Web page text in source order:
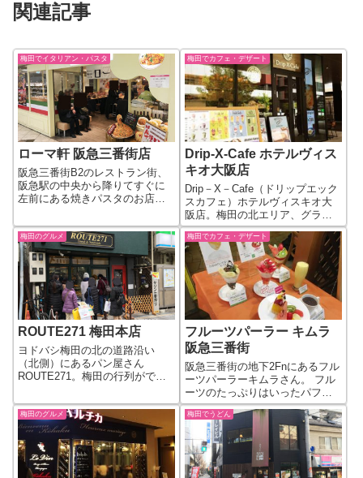
関連記事
梅田でイタリアン・パスタ
ローマ軒 阪急三番街店
阪急三番街B2のレストラン街、
阪急駅の中央から降りてすぐに
左前にある焼きパスタのお店、
第３ビルにもあります。 ※写真
は2017年1月時点。 定番のナポ
リタン他パスタのメニューが500
円前後と格安で食べられます。
大...
梅田でカフェ・デザート
Drip-X-Cafe ホテルヴィス
キオ大阪店
Drip－X－Cafe（ドリップエック
スカフェ）ホテルヴィスキオ大
阪店。梅田の北エリア、グラン
フロント大阪の東隣にあるホテ
ルヴィスキオ大阪の1Fにありま
す。 2018年6月6日オープン。外
観通り今風なおしゃれカフェに
なっています。なお、ホテ...
梅田のグルメ
ROUTE271 梅田本店
ヨドバシ梅田の北の道路沿い
（北側）にあるパン屋さん
ROUTE271。梅田の行列ができ
もと高槻にあった人気のお店で
したが、2015年に梅田にオープ
ンしました。イートインコーナ
は無く、テクアウト専門のパン
屋さんになり...
梅田でカフェ・デザート
フルーツパーラー キムラ
阪急三番街
阪急三番街の地下2Fnにあるフル
ーツパーラーキムラさん。 フル
ーツのたっぷりはいったパフェ
が人気のお店になっています。
やや店外とオープン目な感じで
すがイートイン用のテーブル席
があります。 フルーツパフェは
種類がたくさんあってどれにす
るか悩み...
梅田のグルメ 梅田でうどん